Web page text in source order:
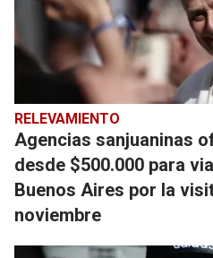
RELEVAMIENTO
Agencias sanjuaninas
desde $500.000 para
Buenos Aires por la
noviembre